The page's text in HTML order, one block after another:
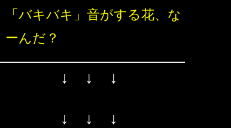
「バキバキ」音がする花、な
ーんだ？
↓ ↓ ↓
↓ ↓ ↓